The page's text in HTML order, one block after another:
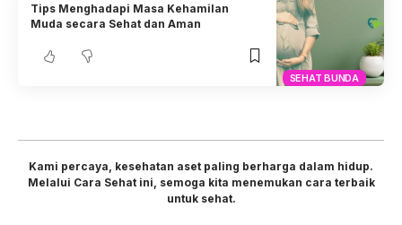
SEHAT BUNDA
Tips Menghadapi Masa Kehamilan
Muda secara Sehat dan Aman
Kami percaya, kesehatan aset paling berharga dalam hidup.
Melalui Cara Sehat ini, semoga kita menemukan cara terbaik
untuk sehat.